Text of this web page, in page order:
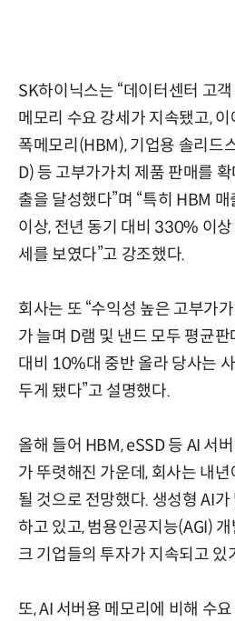
SK하이닉스는 “데이터센터 고
메모리 수요 강세가 지속됐고,
폭메모리(HBM), 기업용 솔리드
D) 등 고부가가치 제품 판매를
출을 달성했다”며 “특히 HBM
이상, 전년 동기 대비 330% 이
세를 보였다”고 강조했다.
회사는 또 “수익성 높은 고부가
가 늘며 D램 및 낸드 모두 평균판
대비 10%대 중반 올라 당사는
두게 됐다”고 설명했다.
올해 들어 HBM, eSSD 등 AI 서
가 뚜렷해진 가운데, 회사는 내
될 것으로 전망했다. 생성형 AI
하고 있고, 범용인공지능(AGI)
크 기업들의 투자가 지속되고 있
또, AI 서버용 메모리에 비해 수